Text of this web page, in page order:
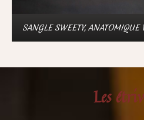
SANGLE SWEETY,
Les